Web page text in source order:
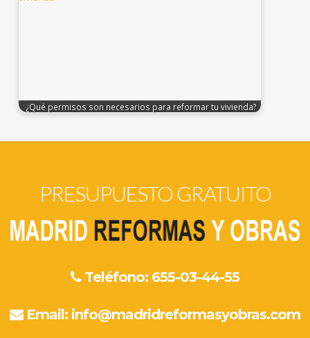
¿Qué permisos son necesarios para reformar tu vivienda?
PRESUPUESTO GRATUITO
Teléfono: 655-03-44-55
Email: info@madridreformasyobras.com